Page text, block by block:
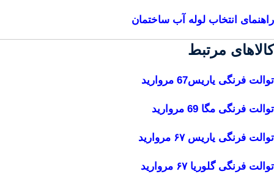
راهنمای انتخاب لوله آب ساختمان
کالاهای مرتبط
توالت فرنگی یاریس67 مروارید
توالت فرنگی مگا 69 مروارید
توالت فرنگی یاریس ۶۷ مروارید
توالت فرنگی گلوریا ۶۷ مروارید